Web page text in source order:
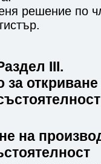
решение по
III.
на